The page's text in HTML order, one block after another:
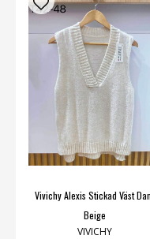
Vivichy Alexis Stickad Väst
Beige
VIVICHY